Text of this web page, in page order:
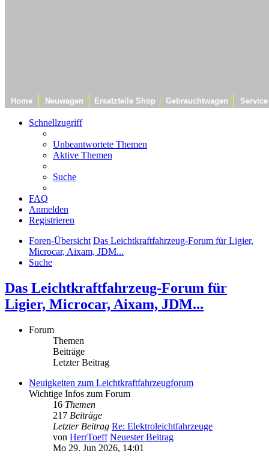
Home Neuwagen Ersatzteile Shop Gebrauchtwagen Service
Schnellzugriff
Unbeantwortete Themen
Aktive Themen
Suche
FAQ
Anmelden
Registrieren
Foren-Übersicht Das Leichtkraftfahrzeug-Forum für Ligier,
Microcar, Aixam, JDM...
Suche
Das Leichtkraftfahrzeug-Forum für
Ligier, Microcar, Aixam, JDM...
Forum
Themen
Beiträge
Letzter Beitrag
Neuigkeiten zum Leichtkraftfahrzeugforum
Wichtige Infos zum Forum
16 Themen
217 Beiträge
Letzter Beitrag Re: Elektroleichtfahrzeuge
von HerrToeff Neuester Beitrag
Mo 29. Jun 2026, 14:01